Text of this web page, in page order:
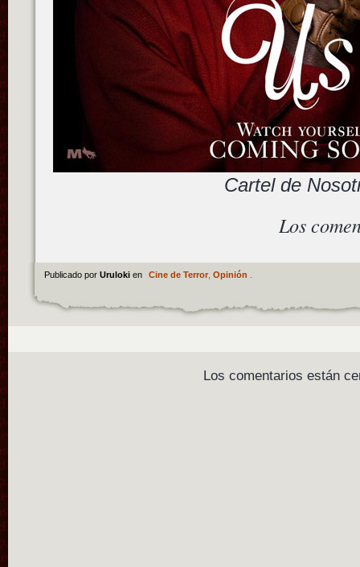
Cartel de
Los
Publicado por Uruloki en Cine de Terror, Opinión
Los comentarios están